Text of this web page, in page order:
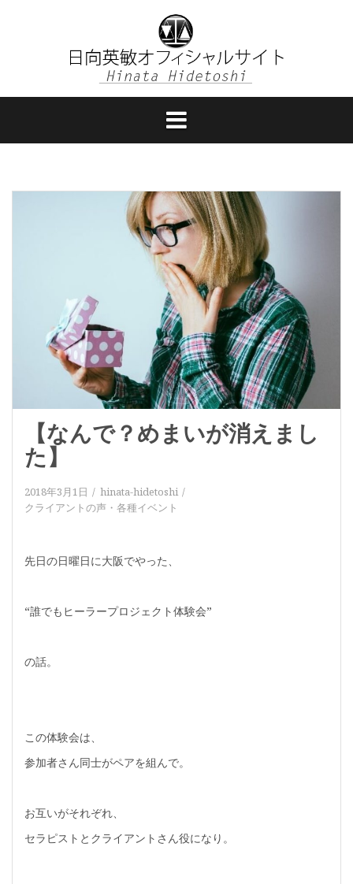
へ
ッ
【なんで？めまいが消えまし
た】
2018年3月1日
hinata-hidetoshi
クライアントの声 ・ 各種イベント
先日の日曜日に大阪でやった、
“誰でもヒーラープロジェクト体験会”
の話。
この体験会は、
参加者さん同士がペアを組んで。
お互いがそれぞれ、
セラピストとクライアントさん役になり。